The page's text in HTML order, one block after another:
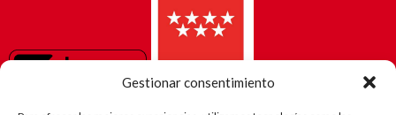
Gestionar consentimiento